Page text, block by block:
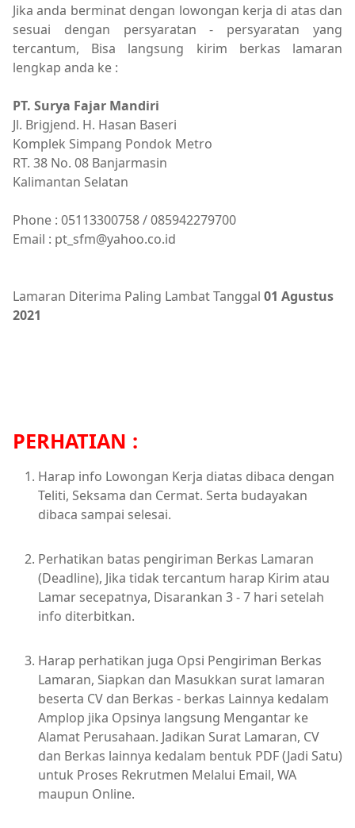
Jika anda berminat dengan lowongan kerja di atas dan
sesuai dengan persyaratan - persyaratan yang
tercantum, Bisa langsung kirim berkas lamaran
lengkap anda ke :
PT. Surya Fajar Mandiri
Jl. Brigjend. H. Hasan Baseri
Komplek Simpang Pondok Metro
RT. 38 No. 08 Banjarmasin
Kalimantan Selatan
Phone : 05113300758 / 085942279700
Email : pt_sfm@yahoo.co.id
Lamaran Diterima Paling Lambat Tanggal 01 Agustus
2021
PERHATIAN :
Harap info Lowongan Kerja diatas dibaca dengan
Teliti, Seksama dan Cermat. Serta budayakan
dibaca sampai selesai.
Perhatikan batas pengiriman Berkas Lamaran
(Deadline), Jika tidak tercantum harap Kirim atau
Lamar secepatnya, Disarankan 3 - 7 hari setelah
info diterbitkan.
Harap perhatikan juga Opsi Pengiriman Berkas
Lamaran, Siapkan dan Masukkan surat lamaran
beserta CV dan Berkas - berkas Lainnya kedalam
Amplop jika Opsinya langsung Mengantar ke
Alamat Perusahaan. Jadikan Surat Lamaran, CV
dan Berkas lainnya kedalam bentuk PDF (Jadi Satu)
untuk Proses Rekrutmen Melalui Email, WA
maupun Online.